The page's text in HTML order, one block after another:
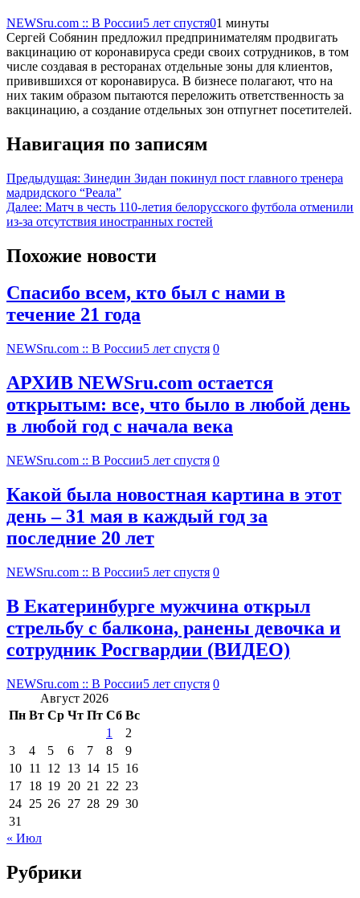
NEWSru.com :: В России5 лет спустя01 минуты
Сергей Собянин предложил предпринимателям продвигать
вакцинацию от коронавируса среди своих сотрудников, в том
числе создавая в ресторанах отдельные зоны для клиентов,
привившихся от коронавируса. В бизнесе полагают, что на
них таким образом пытаются переложить ответственность за
вакцинацию, а создание отдельных зон отпугнет посетителей.
Навигация по записям
Предыдущая: Зинедин Зидан покинул пост главного тренера
мадридского “Реала”
Далее: Матч в честь 110-летия белорусского футбола отменили
из-за отсутствия иностранных гостей
Похожие новости
Спасибо всем, кто был с нами в
течение 21 года
NEWSru.com :: В России5 лет спустя 0
АРХИВ NEWSru.com остается
открытым: все, что было в любой день
в любой год с начала века
NEWSru.com :: В России5 лет спустя 0
Какой была новостная картина в этот
день – 31 мая в каждый год за
последние 20 лет
NEWSru.com :: В России5 лет спустя 0
В Екатеринбурге мужчина открыл
стрельбу с балкона, ранены девочка и
сотрудник Росгвардии (ВИДЕО)
NEWSru.com :: В России5 лет спустя 0
Август 2026
Пн Вт Ср Чт Пт Сб Вс
1
2
3
4 5 6 7 8
9
10 11 12 13 14 15 16
17 18 19 20 21 22 23
24 25 26 27 28 29 30
31
« Июл
Рубрики